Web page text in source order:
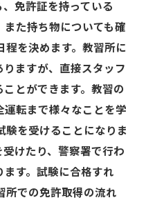
免許証を持っている
た持ち物についても確
程を決めます。教習所に
ますが、直接スタッフ
とができます。教習の
転まで様々なことを学
験を受けることになりま
けたり、警察署で行わ
す。試験に合格すれ
所での免許取得の流れ